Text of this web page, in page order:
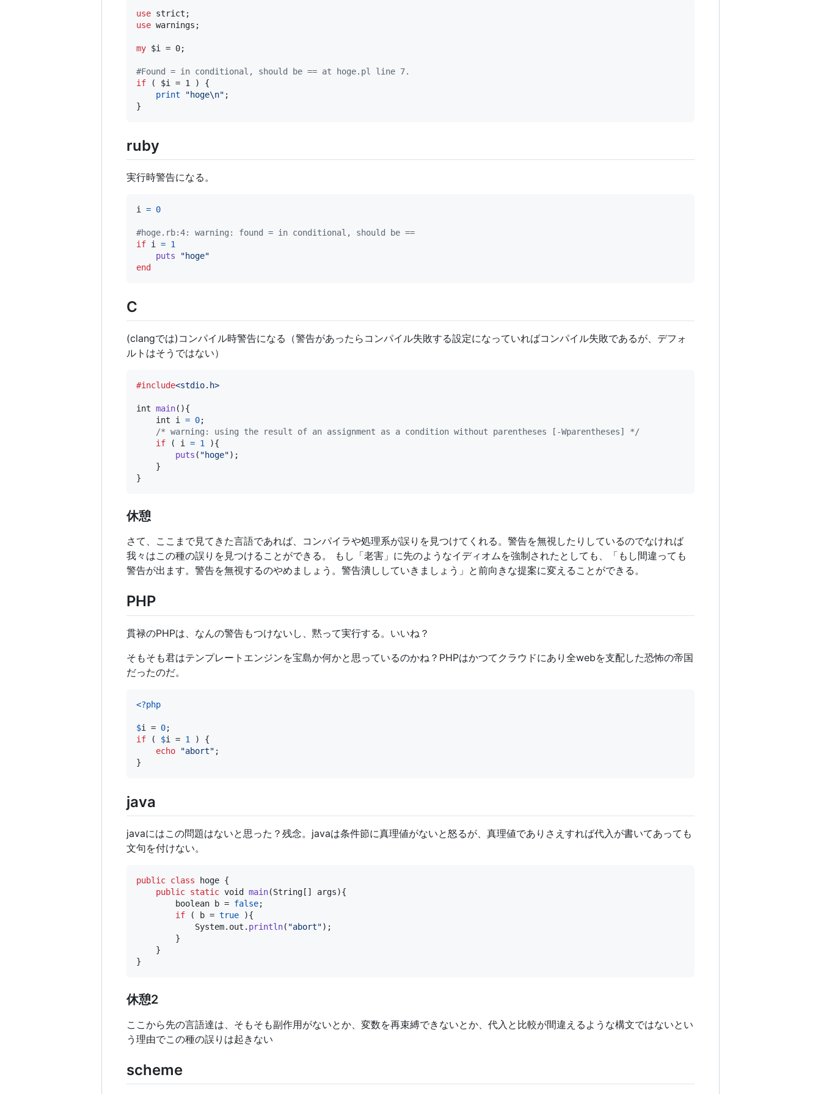
use
use warnings;
my $i = 0;
#Found = in conditional, should be == at hoge.pl line 7.
if ( $i
= 1 ) {
print
"hoge\n" ;
}
ruby
実行時警告になる。
i = 0
#hoge.rb:4: warning: found = in conditional, should be ==
if i = 1
puts
"hoge"
end
C
(clangでは)コンパイル時警告になる（警告があったらコンパイル失敗する設定になっていればコンパイル失敗であるが、デフォ
ルトはそうではない）
#include<stdio.h>
int main(){
int
i = 0;
/* warning: using the result of an assignment as a condition without parentheses [-Wparentheses] */
if ( i = 1 ){
puts ( "hoge");
    }
}
休憩
さて、ここまで見てきた言語であれば、コンパイラや処理系が誤りを見つけてくれる。警告を無視したりしているのでなければ
我々はこの種の誤りを見つけることができる。 もし「老害」に先のようなイディオムを強制されたとしても、「もし間違っても
警告が出ます。警告を無視するのやめましょう。警告潰ししていきましょう」と前向きな提案に変えることができる。
PHP
貫禄のPHPは、なんの警告もつけないし、黙って実行する。いいね？
そもそも君はテンプレートエンジンを宝島か何かと思っているのかね？PHPはかつてクラウドにあり全webを支配した恐怖の帝国
だったのだ。
<?php
$i = 0
if ( $i = 1
) {
echo
"abort" ;
}
java
javaにはこの問題はないと思った？残念。javaは条件節に真理値がないと怒るが、真理値でありさえすれば代入が書いてあっても
文句を付けない。
public class hoge {
public static void main(String [] args){
boolean
b = false;
if ( b = true ){
System. out . println( "abort");
        }
    }
}
休憩2
ここから先の言語達は、そもそも副作用がないとか、変数を再束縛できないとか、代入と比較が間違えるような構文ではないとい
う理由でこの種の誤りは起きない
scheme